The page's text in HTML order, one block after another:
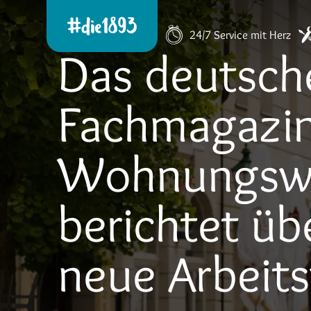
24/7 Service mit Herz
Das
berichtet
neue